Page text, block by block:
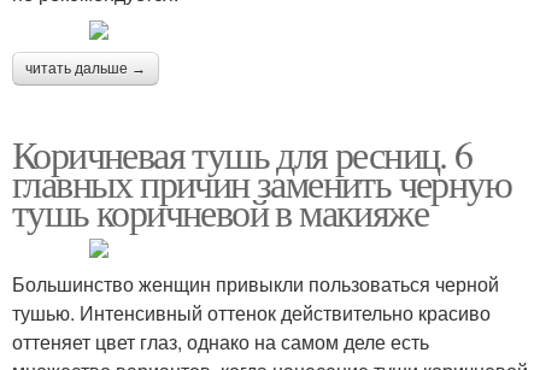
читать дальше →
Коричневая тушь для ресниц. 6
главных причин заменить черную
тушь коричневой в макияже
Большинство женщин привыкли пользоваться черной
тушью. Интенсивный оттенок действительно красиво
оттеняет цвет глаз, однако на самом деле есть